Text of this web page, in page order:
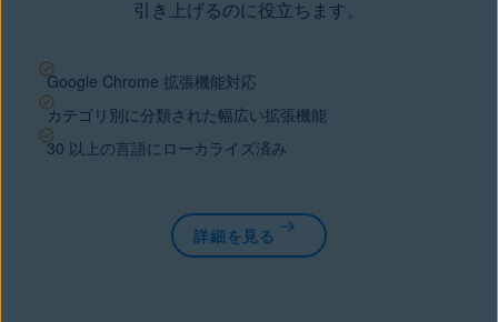
引き上げるのに役立ちます。
Google Chrome 拡張機能対応
カテゴリ別に分類された幅広い拡張機能
30 以上の言語にローカライズ済み
詳細を見る